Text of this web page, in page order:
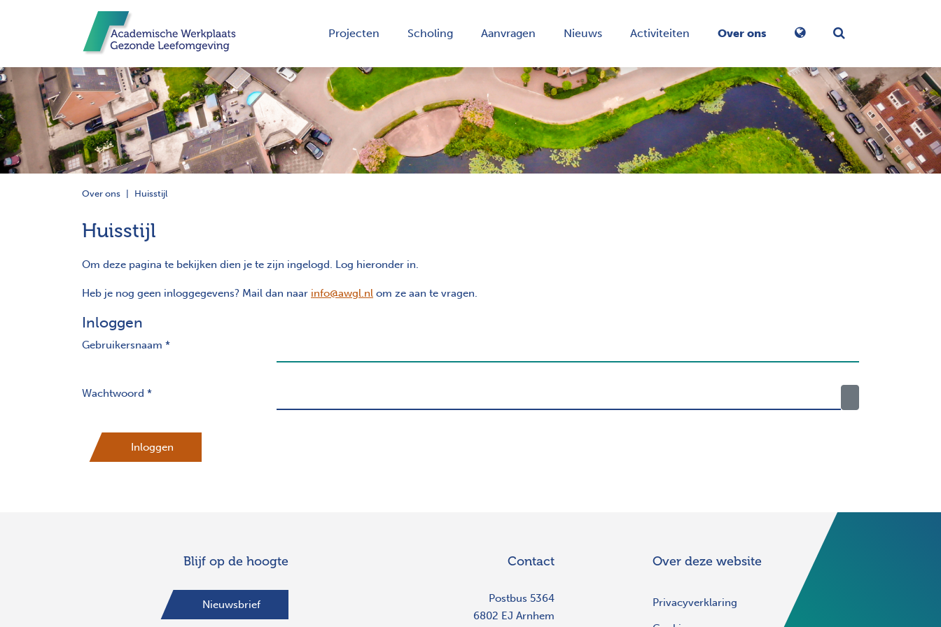
Projecten Scholing Aanvragen Nieuws Activiteiten
Over ons
Over ons Huisstijl
Huisstijl
Om deze pagina te bekijken dien je te zijn ingelogd. Log hieronder in.
Heb je nog geen inloggegevens? Mail dan naar info@awgl.nl om ze aan te vragen.
Inloggen
Gebruikersnaam *
Wachtwoord *
Inloggen
Blijf op de hoogte
Nieuwsbrief
Contact
Postbus 5364
6802 EJ Arnhem
Over deze website
Privacyverklaring